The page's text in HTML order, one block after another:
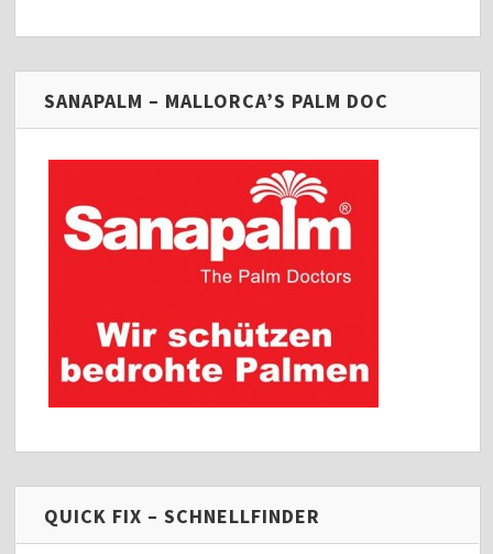
SANAPALM – MALLORCA’S PALM DOC
QUICK FIX – SCHNELLFINDER